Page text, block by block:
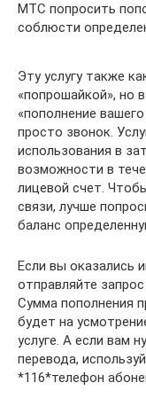
МТС попросить
соблюсти
Эту услугу также
«попрошайкой», но
«пополнение
просто звонок.
использования в
возможности в
лицевой счет.
связи, лучше
баланс
Если вы оказались
отправляйте
Сумма пополнения
будет на
услуге. А если вам
перевода,
*116*телефон